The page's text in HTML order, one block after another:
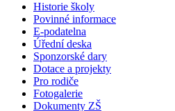
Historie školy
Povinné informace
E-podatelna
Úřední deska
Sponzorské dary
Dotace a projekty
Pro rodiče
Fotogalerie
Dokumenty ZŠ